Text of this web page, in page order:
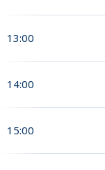
13:00
14:00
15:00